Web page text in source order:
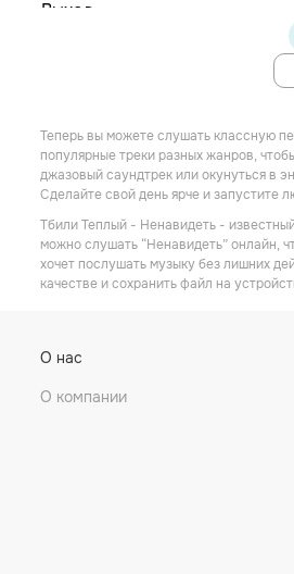
Теперь вы можете слушать классную
популярные треки разных жанров,
джазовый саундтрек или окунуться в
Сделайте свой день ярче и запустите
Тбили Теплый - Ненавидеть -
можно слушать “Ненавидеть” онлайн,
хочет послушать музыку без лишних
качестве и сохранить файл на
О нас
О компании